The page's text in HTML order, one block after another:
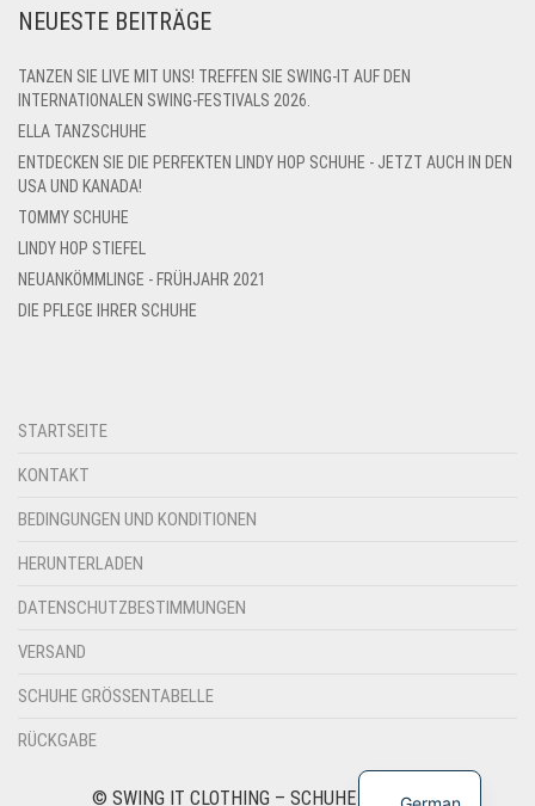
NEUESTE BEITRÄGE
TANZEN SIE LIVE MIT UNS! TREFFEN SIE SWING-IT AUF DEN
INTERNATIONALEN SWING-FESTIVALS 2026.
ELLA TANZSCHUHE
ENTDECKEN SIE DIE PERFEKTEN LINDY HOP SCHUHE - JETZT AUCH IN DEN
USA UND KANADA!
TOMMY SCHUHE
LINDY HOP STIEFEL
NEUANKÖMMLINGE - FRÜHJAHR 2021
DIE PFLEGE IHRER SCHUHE
STARTSEITE
KONTAKT
BEDINGUNGEN UND KONDITIONEN
HERUNTERLADEN
DATENSCHUTZBESTIMMUNGEN
VERSAND
SCHUHE GRÖSSENTABELLE
RÜCKGABE
© SWING IT CLOTHING – SCHUHE UND MODE